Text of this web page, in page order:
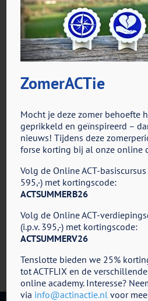
Facebook
X Reddit
ZomerACTie
Mocht je deze zomer behoefte
geprikkeld en geïnspireerd –
nieuws! Tijdens deze
forse korting bij al onze online
Volg de Online ACT-
595,-) met kortingscode:
ACTSUMMERB26
Volg de Online ACT-
(i.p.v. 395,-) met kortingscode:
ACTSUMMERV26
Tenslotte bieden we 25%
tot ACTFLIX en de
online academy. Interesse?
via info@actinactie.nl voor